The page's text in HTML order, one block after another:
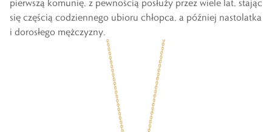
pierwszą komunię, z pewnością posłuży przez wiele lat, stając
się częścią codziennego ubioru chłopca, a później nastolatka
i dorosłego mężczyzny.